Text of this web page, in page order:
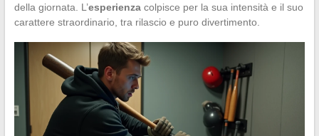
della giornata. L’esperienzacolpisce per la sua intensità e il suo
carattere straordinario, tra rilascio e puro divertimento.